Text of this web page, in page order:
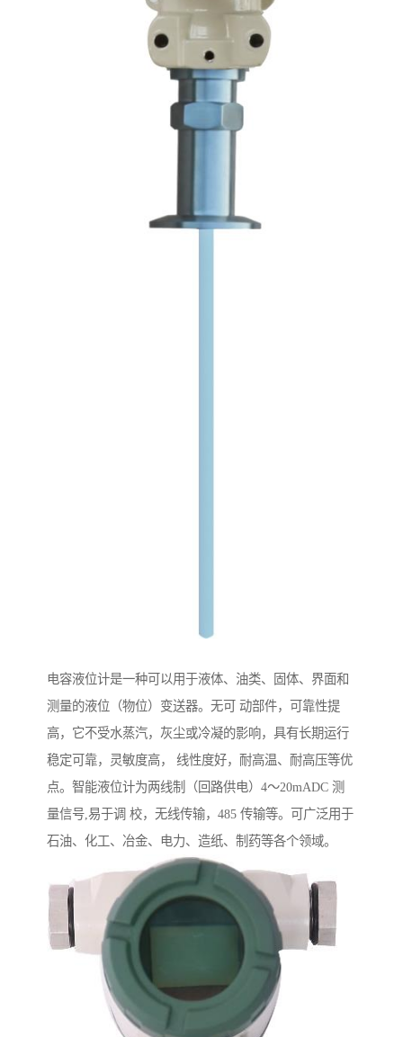
电容液位计是一种可以用于液体、油类、固体、界面和
测量的液位（物位）变送器。无可 动部件，可靠性提
高，它不受水蒸汽，灰尘或冷凝的影响，具有长期运行
稳定可靠，灵敏度高， 线性度好，耐高温、耐高压等优
点。智能液位计为两线制（回路供电）4～20mADC 测
量信号,易于调 校，无线传输，485 传输等。可广泛用于
石油、化工、冶金、电力、造纸、制药等各个领域。